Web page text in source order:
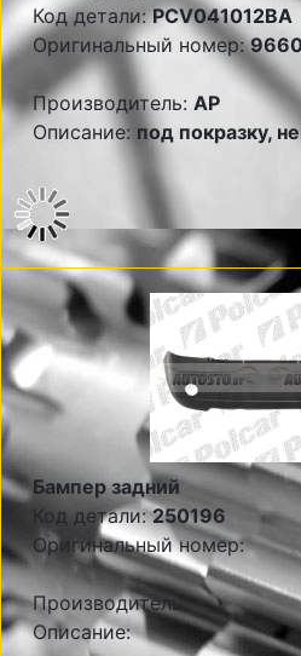
Код детали:PCV041012BA
Оригинальный номер:
Производитель: AP
Описание: под покразку,
Бампер задний
Код детали:250196
Оригинальный номер:
Производитель:
Описание: